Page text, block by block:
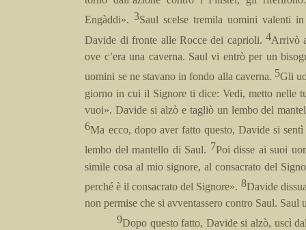
Engàddi».3Saul scelse tremila uomini valenti
Davide di fronte alle Rocce dei caprioli. 4Arrivò
ove c’era una caverna. Saul vi entrò per un
uomini se ne stavano in fondo alla caverna. 5Gli
giorno in cui il Signore ti dice: Vedi, metto nelle
vuoi». Davide si alzò e tagliò un lembo del
6Ma ecco, dopo aver fatto questo, Davide si
lembo del mantello di Saul. 7Poi disse ai suoi
simile cosa al mio signore, al consacrato del
perché è il consacrato del Signore». 8Davide
non permise che si avventassero contro Saul.
9Dopo questo fatto, Davide si alzò, uscì